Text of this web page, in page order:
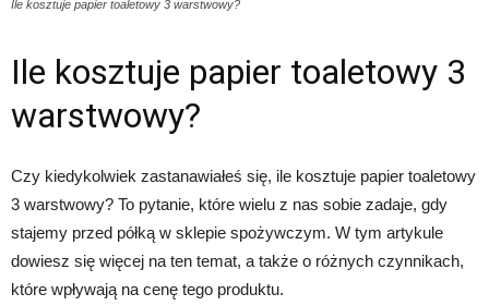
Ile kosztuje papier toaletowy 3 warstwowy?
Ile kosztuje papier toaletowy 3
warstwowy?
Czy kiedykolwiek zastanawiałeś się, ile kosztuje papier toaletowy
3 warstwowy? To pytanie, które wielu z nas sobie zadaje, gdy
stajemy przed półką w sklepie spożywczym. W tym artykule
dowiesz się więcej na ten temat, a także o różnych czynnikach,
które wpływają na cenę tego produktu.